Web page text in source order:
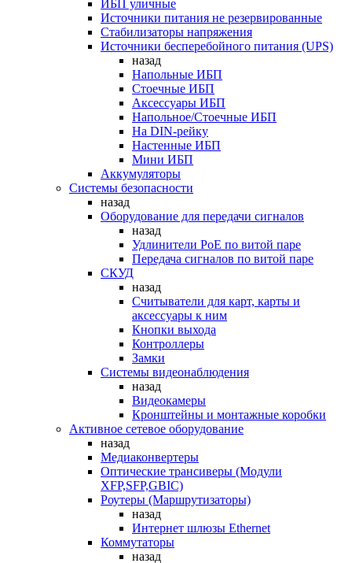
ИБП уличные
Источники питания не резервированные
Стабилизаторы напряжения
Источники бесперебойного питания (UPS)
назад
Напольные ИБП
Стоечные ИБП
Аксессуары ИБП
Напольное/Стоечные ИБП
На DIN-рейку
Настенные ИБП
Мини ИБП
Аккумуляторы
Системы безопасности
назад
Оборудование для передачи сигналов
назад
Удлинители PoE по витой паре
Передача сигналов по витой паре
СКУД
назад
Считыватели для карт, карты и
аксессуары к ним
Кнопки выхода
Контроллеры
Замки
Системы видеонаблюдения
назад
Видеокамеры
Кронштейны и монтажные коробки
Активное сетевое оборудование
назад
Медиаконвертеры
Оптические трансиверы (Модули
XFP,SFP,GBIC)
Роутеры (Маршрутизаторы)
назад
Интернет шлюзы Ethernet
Коммутаторы
назад